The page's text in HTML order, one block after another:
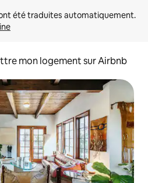
mon logement sur Airbnb